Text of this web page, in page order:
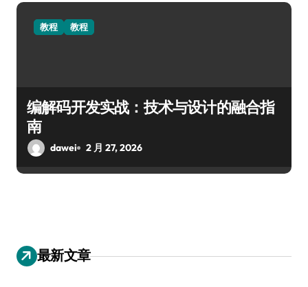
教程 教程
编解码开发实战：技术与设计的融合指
南
dawei 2 月 27, 2026
最新文章